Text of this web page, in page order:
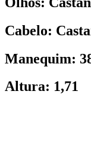
Cabelo:
Manequim:
Altura: 1,71